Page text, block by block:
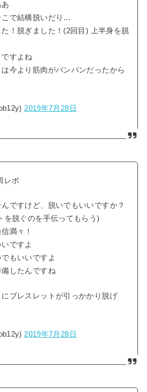
こで結構脱いだり…
！脱ぎました！(2回目) 上半身を脱
すよね
今より筋肉がパンパンだったから
2019年7月28日
レポ
ですけど、脱いでもいいですか？
を脱ぐのを手伝ってもらう)
満々！
ですよ
もいいですよ
したんですね
ブレスレットが引っかかり脱げ
2019年7月28日